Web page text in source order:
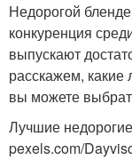
Недорогой
конкуренция
выпускают
расскажем,
вы можете
Лучшие
pexels.com/